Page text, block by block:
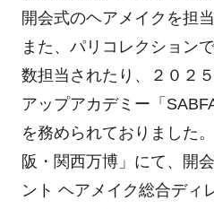
開会式のヘアメイクを担当
また、パリコレクション
数担当されたり、２０２
アップアカデミー「
を務められておりました
阪・関西万博」にて、開
ント ヘアメイク総合ディ